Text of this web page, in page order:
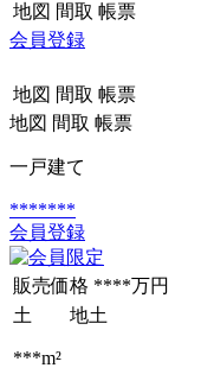
地図 間取 帳票
会員登録
地図 間取 帳票
地図 間取 帳票
一戸建て
*******
会員登録
販売価格 ****万円
土 地土
***m²